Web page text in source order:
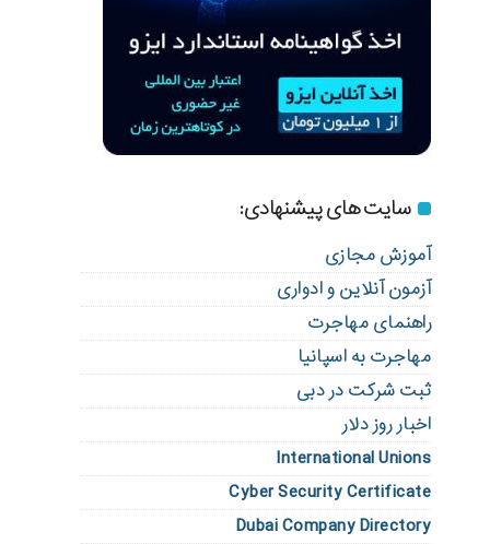
سایت های پیشنهادی:
آموزش مجازی
آزمون آنلاین و ادواری
راهنمای مهاجرت
مهاجرت به اسپانیا
ثبت شرکت در دبی
اخبار روز دلار
International Unions
Cyber Security Certificate
Dubai Company Directory